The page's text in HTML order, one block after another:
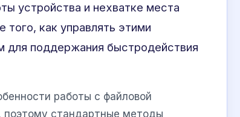
устройства и нехватке места
как управлять этими
для поддержания быстродействия
работы с файловой
поэтому стандартные методы